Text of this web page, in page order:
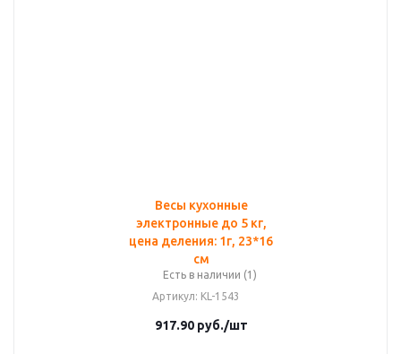
Весы кухонные
электронные до 5 кг,
цена деления: 1г, 23*16
см
Есть в наличии (1)
Артикул: KL-1543
917.90руб./шт